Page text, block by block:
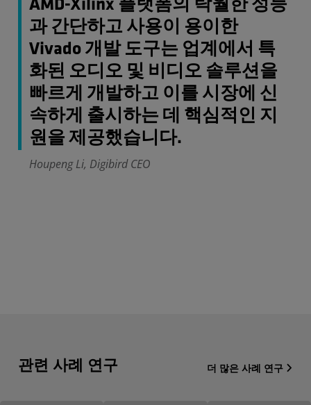
AMD-Xilinx 플랫폼의 탁월한 성능
과 간단하고 사용이 용이한
Vivado 개발 도구는 업계에서 특
화된 오디오 및 비디오 솔루션을
빠르게 개발하고 이를 시장에 신
속하게 출시하는 데 핵심적인 지
원을 제공했습니다.
Houpeng Li, Digibird CEO
관련 사례 연구 더 많은 사례 연구